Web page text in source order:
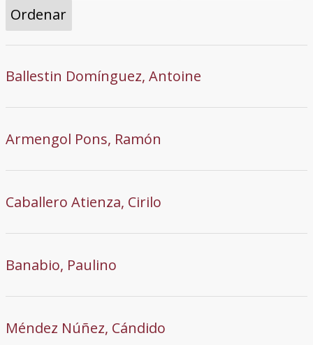
Ordenar
Ballestin Domínguez, Antoine
Armengol Pons, Ramón
Caballero Atienza, Cirilo
Banabio, Paulino
Méndez Núñez, Cándido